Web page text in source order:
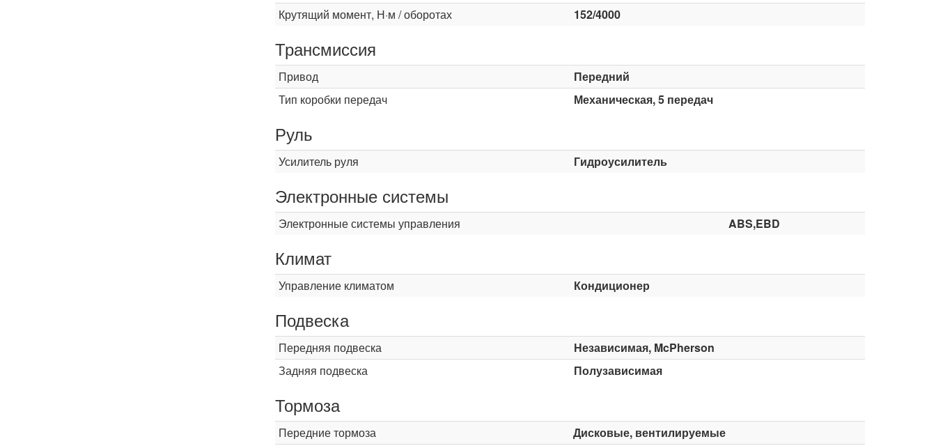
Крутящий момент, Н·м / оборотах
152/4000
Трансмиссия
Привод
Передний
Тип коробки передач
Механическая, 5 передач
Руль
Усилитель руля Гидроусилитель
Электронные системы
Электронные системы управления ABS,EBD
Климат
Управление климатом Кондиционер
Подвеска
Передняя подвеска
Независимая, McPherson
Задняя подвеска
Полузависимая
Тормоза
Передние тормоза
Дисковые, вентилируемые